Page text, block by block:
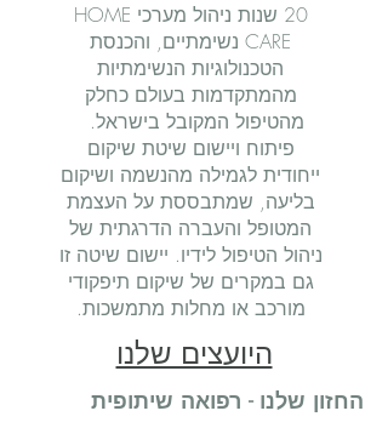
20 שנות ניהול מערכי HOME
CARE נשימתיים, והכנסת
הטכנולוגיות הנשימתיות
מהמתקדמות בעולם כחלק
מהטיפול המקובל בישראל.
פיתוח ויישום שיטת שיקום
ייחודית לגמילה מהנשמה ושיקום
בליעה, שמתבססת על העצמת
המטופל והעברה הדרגתית של
ניהול הטיפול לידיו. יישום שיטה זו
גם במקרים של שיקום תיפקודי
מורכב או מחלות מתמשכות.
היועצים שלנו
החזון שלנו - רפואה שיתופית